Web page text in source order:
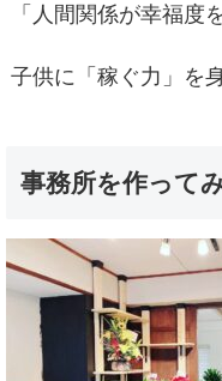
「人間関係が幸福度
子供に「稼ぐ力」を
事務所を作って